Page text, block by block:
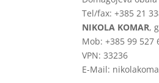
Tel/fax: +385 21
NIKOLA KOMAR,
Mob: +385 99 527
VPN: 33236
E-Mail: